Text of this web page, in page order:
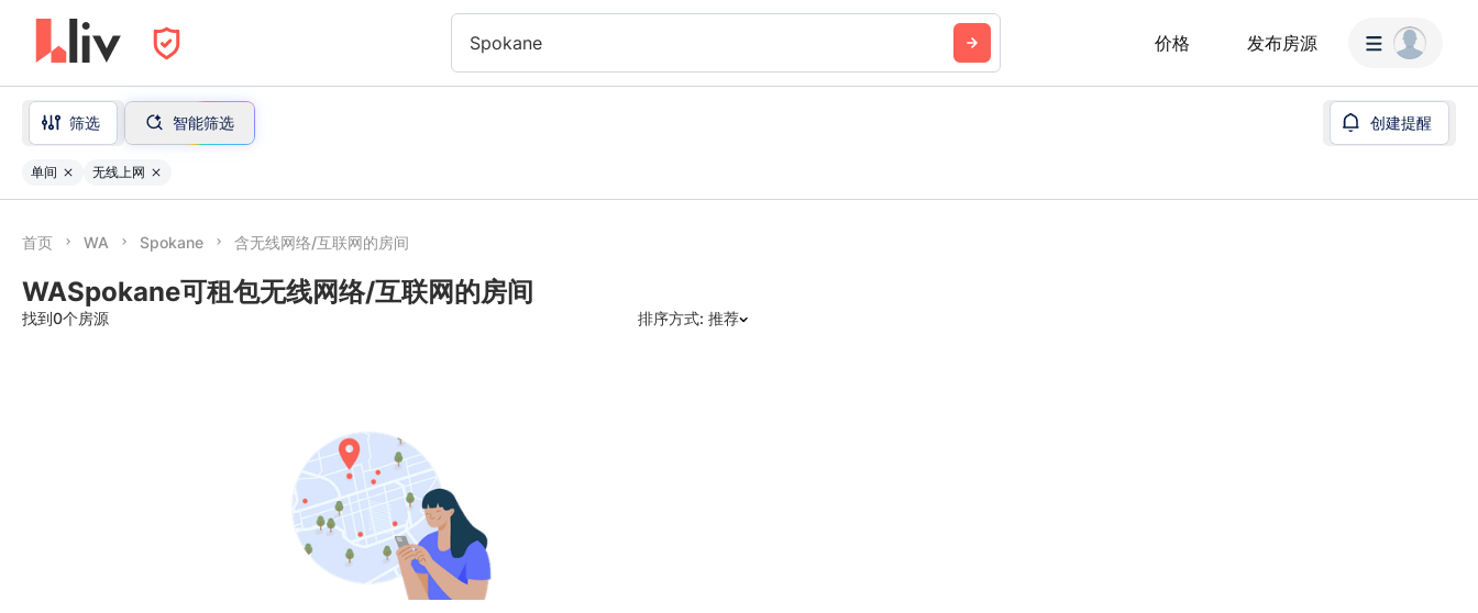
Spokane 价格 发布房源
筛选 智能筛选 创建提醒
单间 无线上网
首页 WA Spokane 含无线网络/互联网的房间
WASpokane可租包无线网络/互联网的房间
找到0个房源 排序方式: 推荐